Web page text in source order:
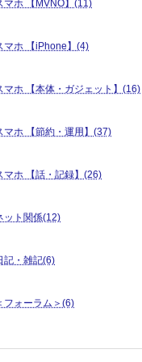
マホ 【MVNO】(11)
マホ 【iPhone】(4)
マホ 【本体・ガジェット】(16)
マホ 【節約・運用】(37)
マホ 【話・記録】(26)
ット関係(12)
記・雑記(6)
フォーラム＞(6)